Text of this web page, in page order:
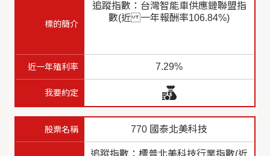
追蹤指數：台灣智能車供應鏈聯盟指
數(近 一年報酬率106.84%)
7.29%
770 國泰北美科技
追蹤指數：標普北美科技行業指數(近